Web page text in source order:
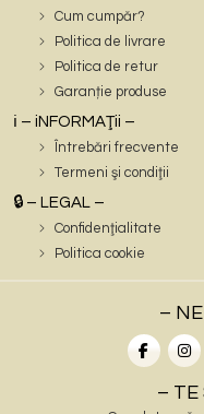
Cum cumpăr?
Politica de livrare
Politica de retur
Garanție produse
ℹ️ – iNFORMAŢii –
Întrebări frecvente
Termeni şi condiţii
🔒 – LEGAL –
Confidenţialitate
Politica cookie
–
– TE